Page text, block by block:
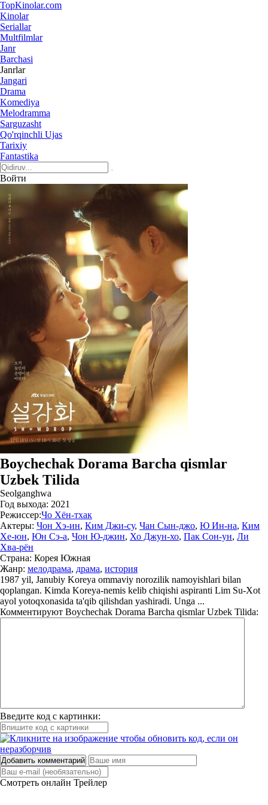
TopKinolar.com
Kinolar
Seriallar
Multfilmlar
Janr
Barchasi
Janrlar
Jangari
Drama
Komediya
Melodramma
Sarguzasht
Qo'rqinchli Ujas
Tarixiy
Fantastika
Войти
Boychechak Dorama Barcha qismlar
Uzbek Tilida
Seolganghwa
Год выхода: 2021
Режиссер:Чо Хён-тхак
Актеры: Чон Хэ-ин, Ким Джи-су, Чан Сын-джо, Ю Ин-на, Ким
Хе-юн, Юн Сэ-а, Чон Ю-джин, Хо Джун-хо, Пак Сон-ун, Ли
Хва-рён
Страна: Корея Южная
Жанр: мелодрама, драма, история
1987 yil, Janubiy Koreya ommaviy norozilik namoyishlari bilan
qoplangan. Kimda Koreya-nemis kelib chiqishi aspiranti Lim Su-Xot
ayol yotoqxonasida ta'qib qilishdan yashiradi. Unga ...
Комментируют Boychechak Dorama Barcha qismlar Uzbek Tilida:
Введите код с картинки:
Добавить комментарий
Смотреть онлайн Трейлер